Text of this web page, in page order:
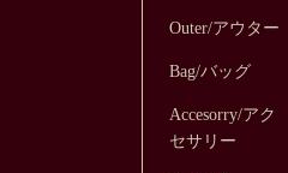
Outer/アウター
Bag/バッグ
Accesorry/アク
セサリー